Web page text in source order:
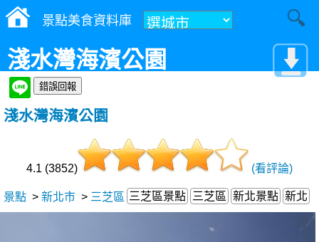
景點美食資料庫
淺水灣海濱公園
淺水灣海濱公園
4.1 (3852) (看評論)
景點 > 新北市 > 三芝區 三芝區景點 三芝區 新北景點 新北